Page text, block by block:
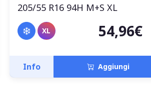
205/55 R16 94H M+S XL
XL 54,96€
Info Aggiungi